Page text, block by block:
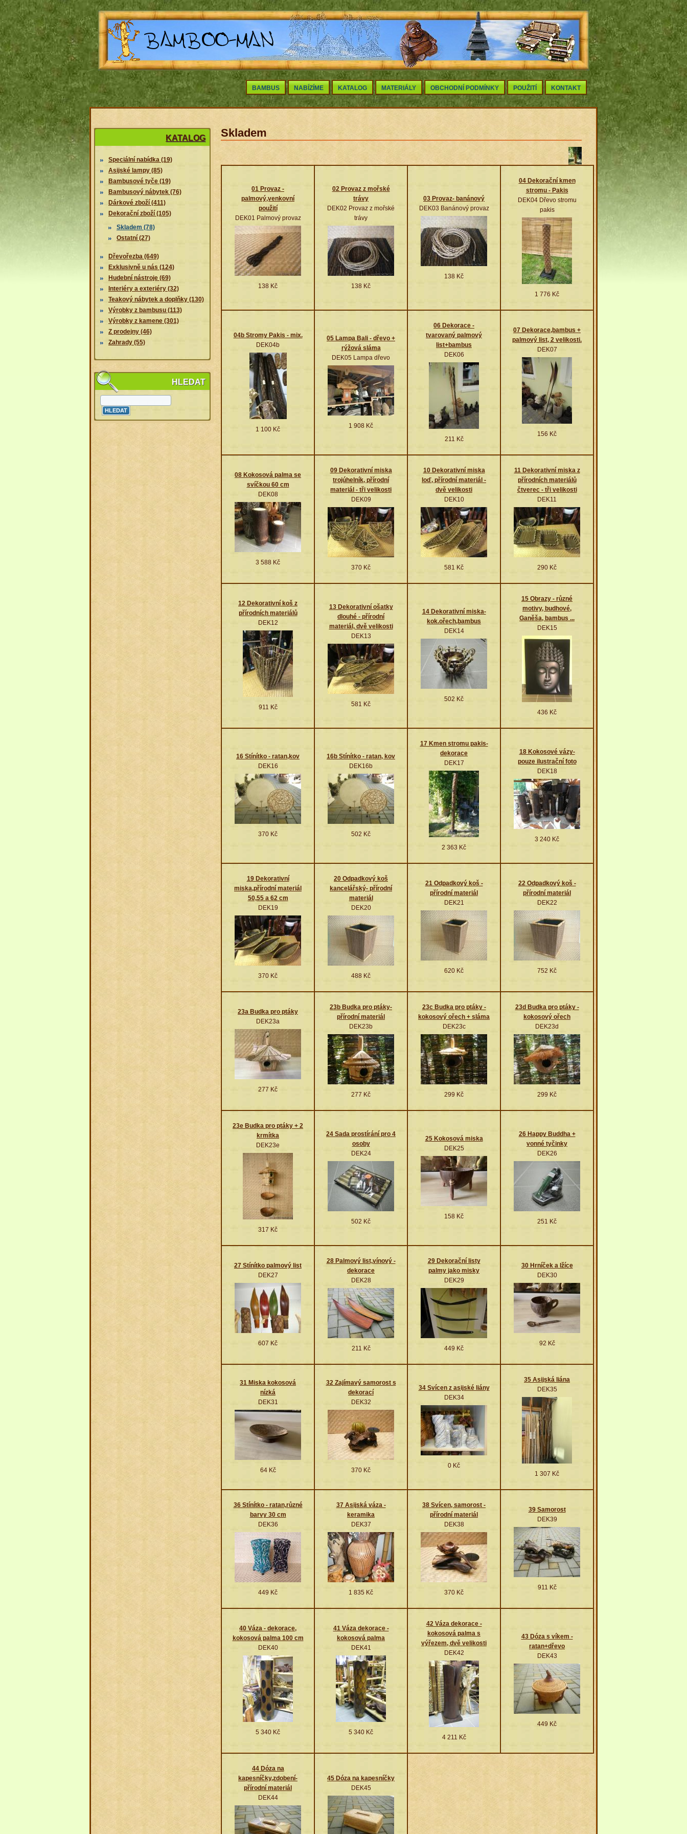
BAMBUS NABÍZÍME KATALOG MATERIÁLY OBCHODNÍ PODMÍNKY POUŽITÍ KONTAKT
KATALOG
Speciální nabídka (19)
Asijské lampy (85)
Bambusové tyče (19)
Bambusový nábytek (76)
Dárkové zboží (411)
Dekorační zboží (105)
Skladem (78)
Ostatní (27)
Dřevořezba (649)
Exklusivně u nás (124)
Hudební nástroje (69)
Interiéry a exteriéry (32)
Teakový nábytek a doplňky (130)
Výrobky z bambusu (113)
Výrobky z kamene (301)
Z prodejny (46)
Zahrady (55)
HLEDAT
Skladem
01 Provaz -
palmový,venkovní
použití
DEK01 Palmový provaz
138 Kč
02 Provaz z mořské
trávy
DEK02 Provaz z mořské
trávy
138 Kč
03 Provaz- banánový
DEK03 Banánový provaz
138 Kč
04 Dekorační kmen
stromu - Pakis
DEK04 Dřevo stromu
pakis
1 776 Kč
04b Stromy Pakis - mix.
DEK04b
1 100 Kč
05 Lampa Bali - dřevo +
rýžová sláma
DEK05 Lampa dřevo
1 908 Kč
06 Dekorace -
tvarovaný palmový
list+bambus
DEK06
211 Kč
07 Dekorace,bambus +
palmový list, 2 velikosti.
DEK07
156 Kč
08 Kokosová palma se
svíčkou 60 cm
DEK08
3 588 Kč
09 Dekorativní miska
trojúhelník, přírodní
materiál - tři velikosti
DEK09
370 Kč
10 Dekorativní miska
loď, přírodní materiál -
dvě velikosti
DEK10
581 Kč
11 Dekorativní miska z
přírodních materiálů
čtverec - tři velikosti
DEK11
290 Kč
12 Dekorativní koš z
přírodních materiálů
DEK12
911 Kč
13 Dekorativní ošatky
dlouhé - přírodní
materiál, dvě velikosti
DEK13
581 Kč
14 Dekorativní miska-
kok.ořech,bambus
DEK14
502 Kč
15 Obrazy - různé
motivy, budhové,
Ganěša, bambus ...
DEK15
436 Kč
16 Stínítko - ratan,kov
DEK16
370 Kč
16b Stínítko - ratan, kov
DEK16b
502 Kč
17 Kmen stromu pakis-
dekorace
DEK17
2 363 Kč
18 Kokosové vázy-
pouze ilustrační foto
DEK18
3 240 Kč
19 Dekorativní
miska,přírodní materiál
50,55 a 62 cm
DEK19
370 Kč
20 Odpadkový koš
kancelářský- přírodní
materiál
DEK20
488 Kč
21 Odpadkový koš -
přírodní materiál
DEK21
620 Kč
22 Odpadkový koš -
přírodní materiál
DEK22
752 Kč
23a Budka pro ptáky
DEK23a
277 Kč
23b Budka pro ptáky-
přírodní materiál
DEK23b
277 Kč
23c Budka pro ptáky -
kokosový ořech + sláma
DEK23c
299 Kč
23d Budka pro ptáky -
kokosový ořech
DEK23d
299 Kč
23e Budka pro ptáky + 2
krmítka
DEK23e
317 Kč
24 Sada prostírání pro 4
osoby
DEK24
502 Kč
25 Kokosová miska
DEK25
158 Kč
26 Happy Buddha +
vonné tyčinky
DEK26
251 Kč
27 Stínítko palmový list
DEK27
607 Kč
28 Palmový list,vínový -
dekorace
DEK28
211 Kč
29 Dekorační listy
palmy jako misky
DEK29
449 Kč
30 Hrníček a lžíce
DEK30
92 Kč
31 Miska kokosová
nízká
DEK31
64 Kč
32 Zajímavý samorost s
dekorací
DEK32
370 Kč
34 Svícen z asijské liány
DEK34
0 Kč
35 Asijská liána
DEK35
1 307 Kč
36 Stínítko - ratan,různé
barvy 30 cm
DEK36
449 Kč
37 Asijská váza -
keramika
DEK37
1 835 Kč
38 Svícen, samorost -
přírodní materiál
DEK38
370 Kč
39 Samorost
DEK39
911 Kč
40 Váza - dekorace,
kokosová palma 100 cm
DEK40
5 340 Kč
41 Váza dekorace -
kokosová palma
DEK41
5 340 Kč
42 Váza dekorace -
kokosová palma s
výřezem, dvě velikosti
DEK42
4 211 Kč
43 Dóza s víkem -
ratan+dřevo
DEK43
449 Kč
44 Dóza na
kapesníčky,zdobení-
přírodní materiál
DEK44
45 Dóza na kapesníčky
DEK45